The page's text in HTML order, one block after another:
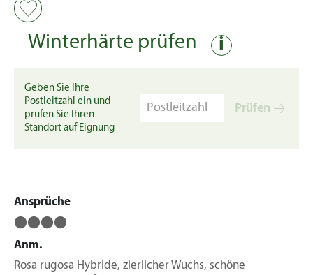
Winterhärte prüfen i
Geben Sie Ihre
Postleitzahl ein und
prüfen Sie Ihren
Standort auf Eignung
Prüfen
Ansprüche
⬤⬤⬤⬤
Anm.
Rosa rugosa Hybride, zierlicher Wuchs, schöne